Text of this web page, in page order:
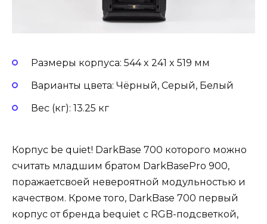
Размеры корпуса: 544 x 241 x 519 мм
Варианты цвета: Чёрный, Серый, Белый
Вес (кг): 13.25 кг
Корпус be quiet! DarkBase 700 которого можно
считать младшим братом DarkBasePro 900,
поражаетсвоей невероятной модульностью и
качеством. Кроме того, DarkBase 700 первый
корпус от бренда bequiet с RGB-подсветкой,